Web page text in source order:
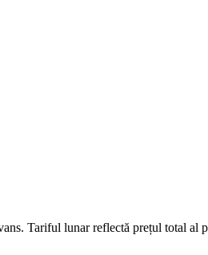
Tariful lunar reflectă prețul total